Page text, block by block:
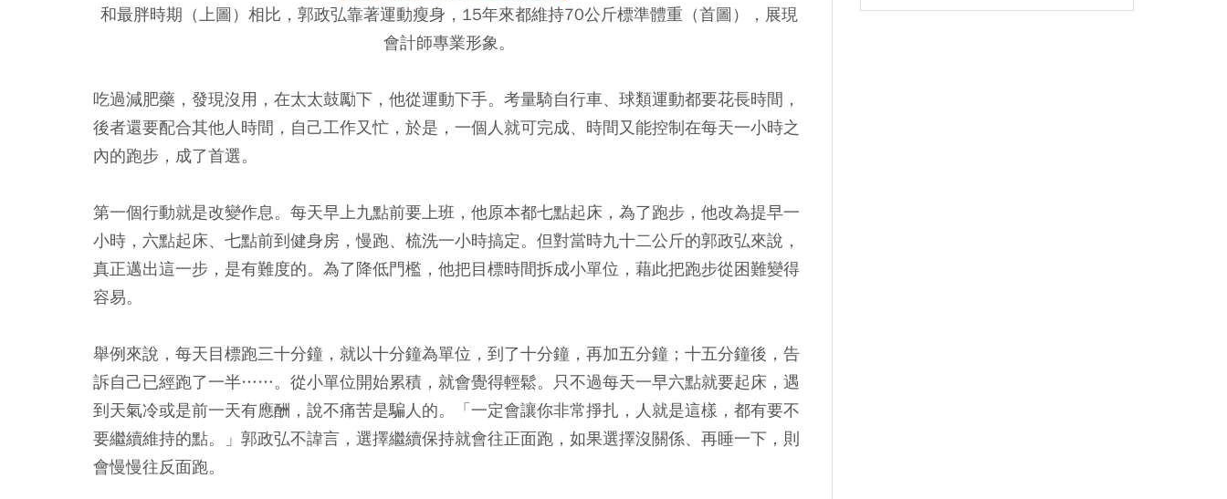
和最胖時期（上圖）相比，郭政弘靠著運動瘦身，15年來都維持70公斤標準體重（首圖），展現
會計師專業形象。
吃過減肥藥，發現沒用，在太太鼓勵下，他從運動下手。考量騎自行車、球類運動都要花長時間，
後者還要配合其他人時間，自己工作又忙，於是，一個人就可完成、時間又能控制在每天一小時之
內的跑步，成了首選。
第一個行動就是改變作息。每天早上九點前要上班，他原本都七點起床，為了跑步，他改為提早一
小時，六點起床、七點前到健身房，慢跑、梳洗一小時搞定。但對當時九十二公斤的郭政弘來說，
真正邁出這一步，是有難度的。為了降低門檻，他把目標時間拆成小單位，藉此把跑步從困難變得
容易。
舉例來說，每天目標跑三十分鐘，就以十分鐘為單位，到了十分鐘，再加五分鐘；十五分鐘後，告
訴自己已經跑了一半……。從小單位開始累積，就會覺得輕鬆。只不過每天一早六點就要起床，遇
到天氣冷或是前一天有應酬，說不痛苦是騙人的。「一定會讓你非常掙扎，人就是這樣，都有要不
要繼續維持的點。」郭政弘不諱言，選擇繼續保持就會往正面跑，如果選擇沒關係、再睡一下，則
會慢慢往反面跑。